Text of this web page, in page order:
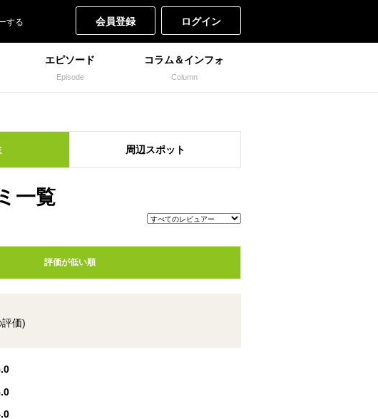
会員登録 ログイン
エピソード
Episode
コラム＆インフォ
Column
周辺 スポット
一覧
評価が低い順
価)